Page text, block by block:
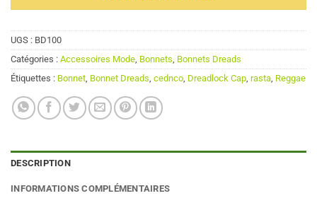
UGS : BD100
Catégories : Accessoires Mode Bonnets Bonnets Dreads
Étiquettes : Bonnet Bonnet Dreads cednco Dreadlock Cap rasta Reggae
DESCRIPTION
INFORMATIONS COMPLÉMENTAIRES